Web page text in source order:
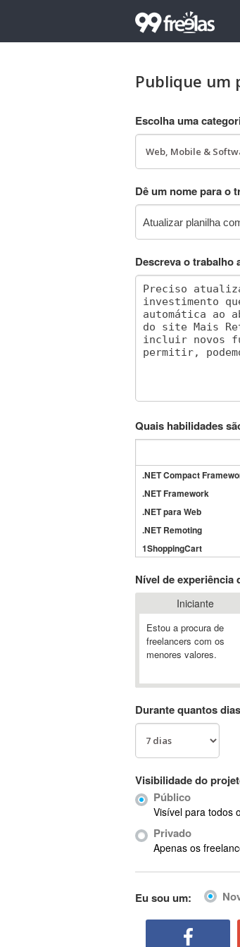
Publique um
Escolha uma
Dê um nome para o
Descreva o trabalho
Quais habilidades
.NET Compact
.NET Framework
.NET para Web
.NET Remoting
1ShoppingCart
3GSM
4D Dimension
802.11
A&P
A-GPS
Ab Initio
ABIS
AbleCommerce
Ableton Live
Abstract Window Toolkit
Nível de experiência
Iniciante
Estou a procura de
freelancers com os
menores valores.
Durante quantos
Visibilidade do
Público
Visível para todos
Privado
Apenas os
Eu sou um: